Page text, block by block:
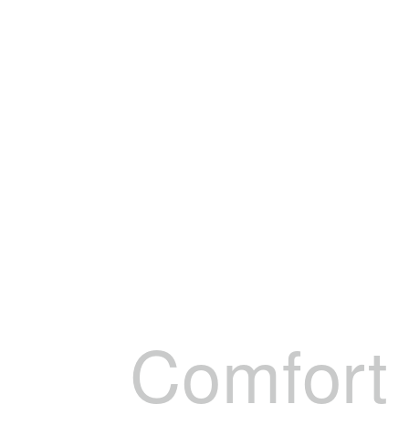
Comfort